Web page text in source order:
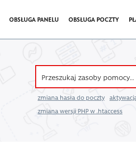
OBSŁUGA PANELU OBSŁUGA POCZTY
zmiana hasła do poczty
zmiana wersji PHP w .htaccess